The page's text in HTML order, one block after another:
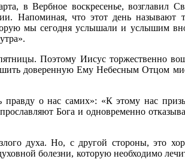
в Вербное воскресенье, возглавил
Напоминая, что этот день называют
мы сегодня услышали и услышим
Поэтому Иисус торжественно
доверенную Ему Небесным Отцом
о нас самих»: «К этому нас
Бога и одновременно
духа. Но, с другой стороны, это
болезни, которую необходимо